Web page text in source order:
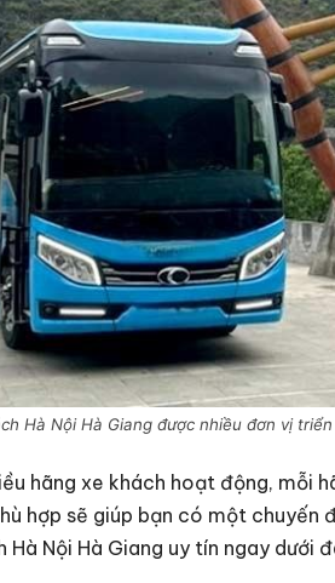
Hà Nội Hà Giang được nhiều đơn vị
hãng xe khách hoạt động, mỗi
hợp sẽ giúp bạn có một chuyến
Nội Hà Giang uy tín ngay dưới